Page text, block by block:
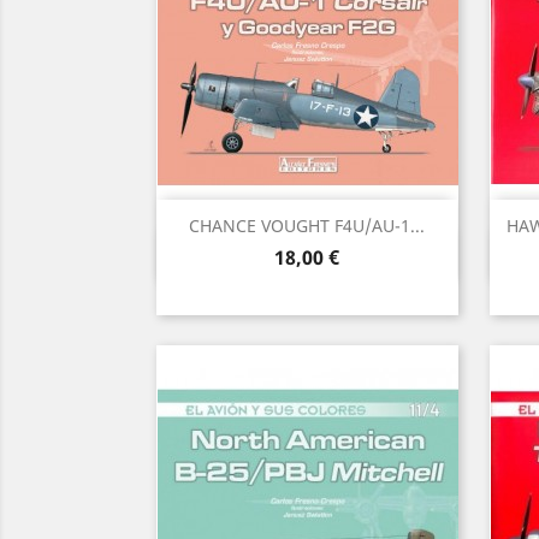
CHANCE VOUGHT F4U/AU-1...
Preu
18,00 €
Vista ràpida